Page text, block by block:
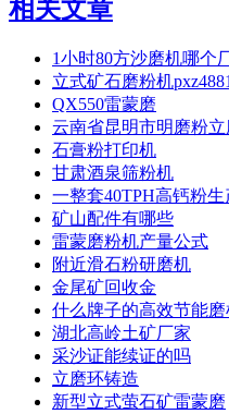
相关文章
1小时80方沙磨机哪个
立式矿石磨粉机pxz4881
QX550雷蒙磨
云南省昆明市明磨粉
石膏粉打印机
甘肃酒泉筛粉机
一整套40TPH高钙粉生
矿山配件有哪些
雷蒙磨粉机产量公式
附近滑石粉研磨机
金尾矿回收金
什么牌子的高效节能
湖北高岭土矿厂家
采沙证能续证的吗
立磨环铸造
新型立式萤石矿雷蒙磨